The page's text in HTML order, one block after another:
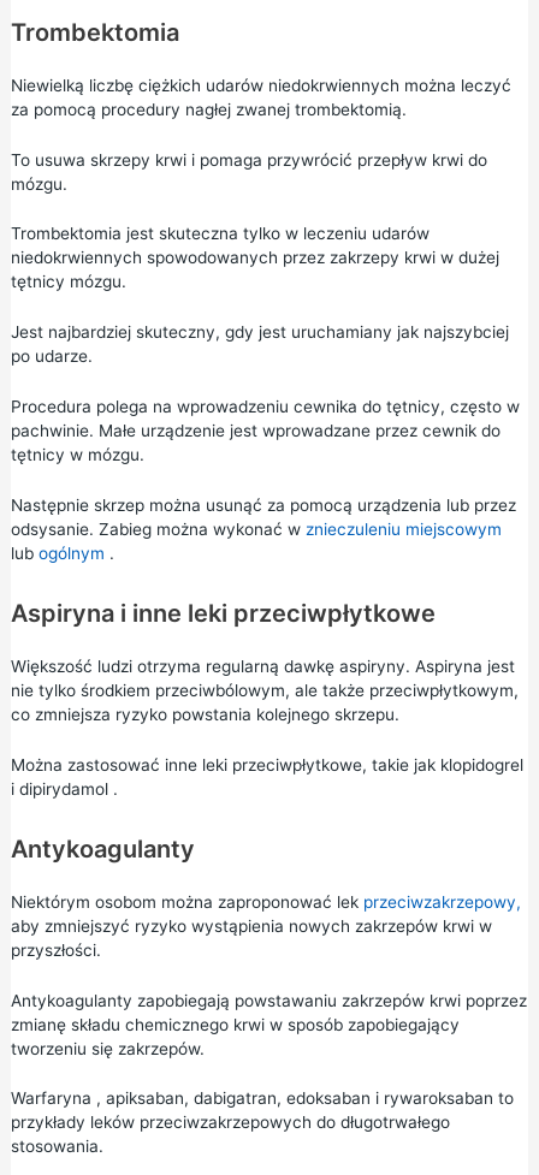
Trombektomia
Niewielką liczbę ciężkich udarów niedokrwiennych można leczyć
za pomocą procedury nagłej zwanej trombektomią.
To usuwa skrzepy krwi i pomaga przywrócić przepływ krwi do
mózgu.
Trombektomia jest skuteczna tylko w leczeniu udarów
niedokrwiennych spowodowanych przez zakrzepy krwi w dużej
tętnicy mózgu.
Jest najbardziej skuteczny, gdy jest uruchamiany jak najszybciej
po udarze.
Procedura polega na wprowadzeniu cewnika do tętnicy, często w
pachwinie. Małe urządzenie jest wprowadzane przez cewnik do
tętnicy w mózgu.
Następnie skrzep można usunąć za pomocą urządzenia lub przez
odsysanie. Zabieg można wykonać w znieczuleniu miejscowym
lub ogólnym .
Aspiryna i inne leki przeciwpłytkowe
Większość ludzi otrzyma regularną dawkę aspiryny. Aspiryna jest
nie tylko środkiem przeciwbólowym, ale także przeciwpłytkowym,
co zmniejsza ryzyko powstania kolejnego skrzepu.
Można zastosować inne leki przeciwpłytkowe, takie jak klopidogrel
i dipirydamol.
Antykoagulanty
Niektórym osobom można zaproponować lek przeciwzakrzepowy,
aby zmniejszyć ryzyko wystąpienia nowych zakrzepów krwi w
przyszłości.
Antykoagulanty zapobiegają powstawaniu zakrzepów krwi poprzez
zmianę składu chemicznego krwi w sposób zapobiegający
tworzeniu się zakrzepów.
Warfaryna , apiksaban, dabigatran, edoksaban i rywaroksaban to
przykłady leków przeciwzakrzepowych do długotrwałego
stosowania.